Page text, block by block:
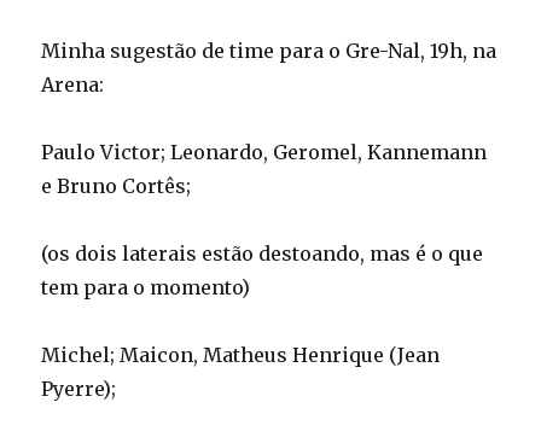
Minha sugestão de time para o Gre-Nal, 19h, na
Arena:
Paulo Victor; Leonardo, Geromel, Kannemann
e Bruno Cortês;
(os dois laterais estão destoando, mas é o que
tem para o momento)
Michel; Maicon, Matheus Henrique (Jean
Pyerre);